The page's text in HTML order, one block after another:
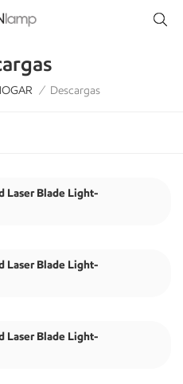
/ Descargas
Laser Blade Light-
Laser Blade Light-
Laser Blade Light-